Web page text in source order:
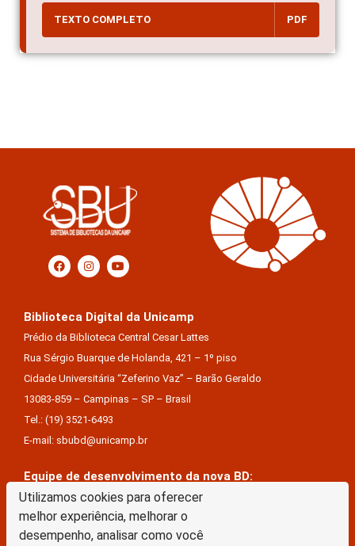
Utilizamos cookies para oferecer
melhor experiência, melhorar o
desempenho, analisar como você
TEXTO COMPLETO PDF
Biblioteca Digital da Unicamp
Prédio da Biblioteca Central Cesar Lattes
Rua Sérgio Buarque de Holanda, 421 – 1º piso
Cidade Universitária “Zeferino Vaz” – Barão Geraldo
13083-859 – Campinas – SP – Brasil
Tel.: (19) 3521-6493
E-mail: sbubd@unicamp.br
Equipe de desenvolvimento da nova BD:
Keite Aparecida Duarte
Márcio Vinícius De Jesus Almeida
Saul Victor De Castro E Silva